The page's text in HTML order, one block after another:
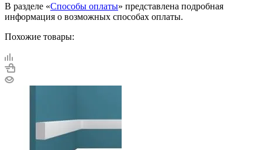
В разделе «Способы оплаты» представлена подробная
информация о возможных способах оплаты.
Похожие товары: